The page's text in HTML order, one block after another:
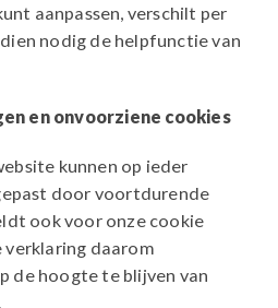
aanpassen, verschilt per
nodig de helpfunctie van
en onvoorziene cookies
kunnen op ieder
door voortdurende
ook voor onze cookie
verklaring daarom
de hoogte te blijven van